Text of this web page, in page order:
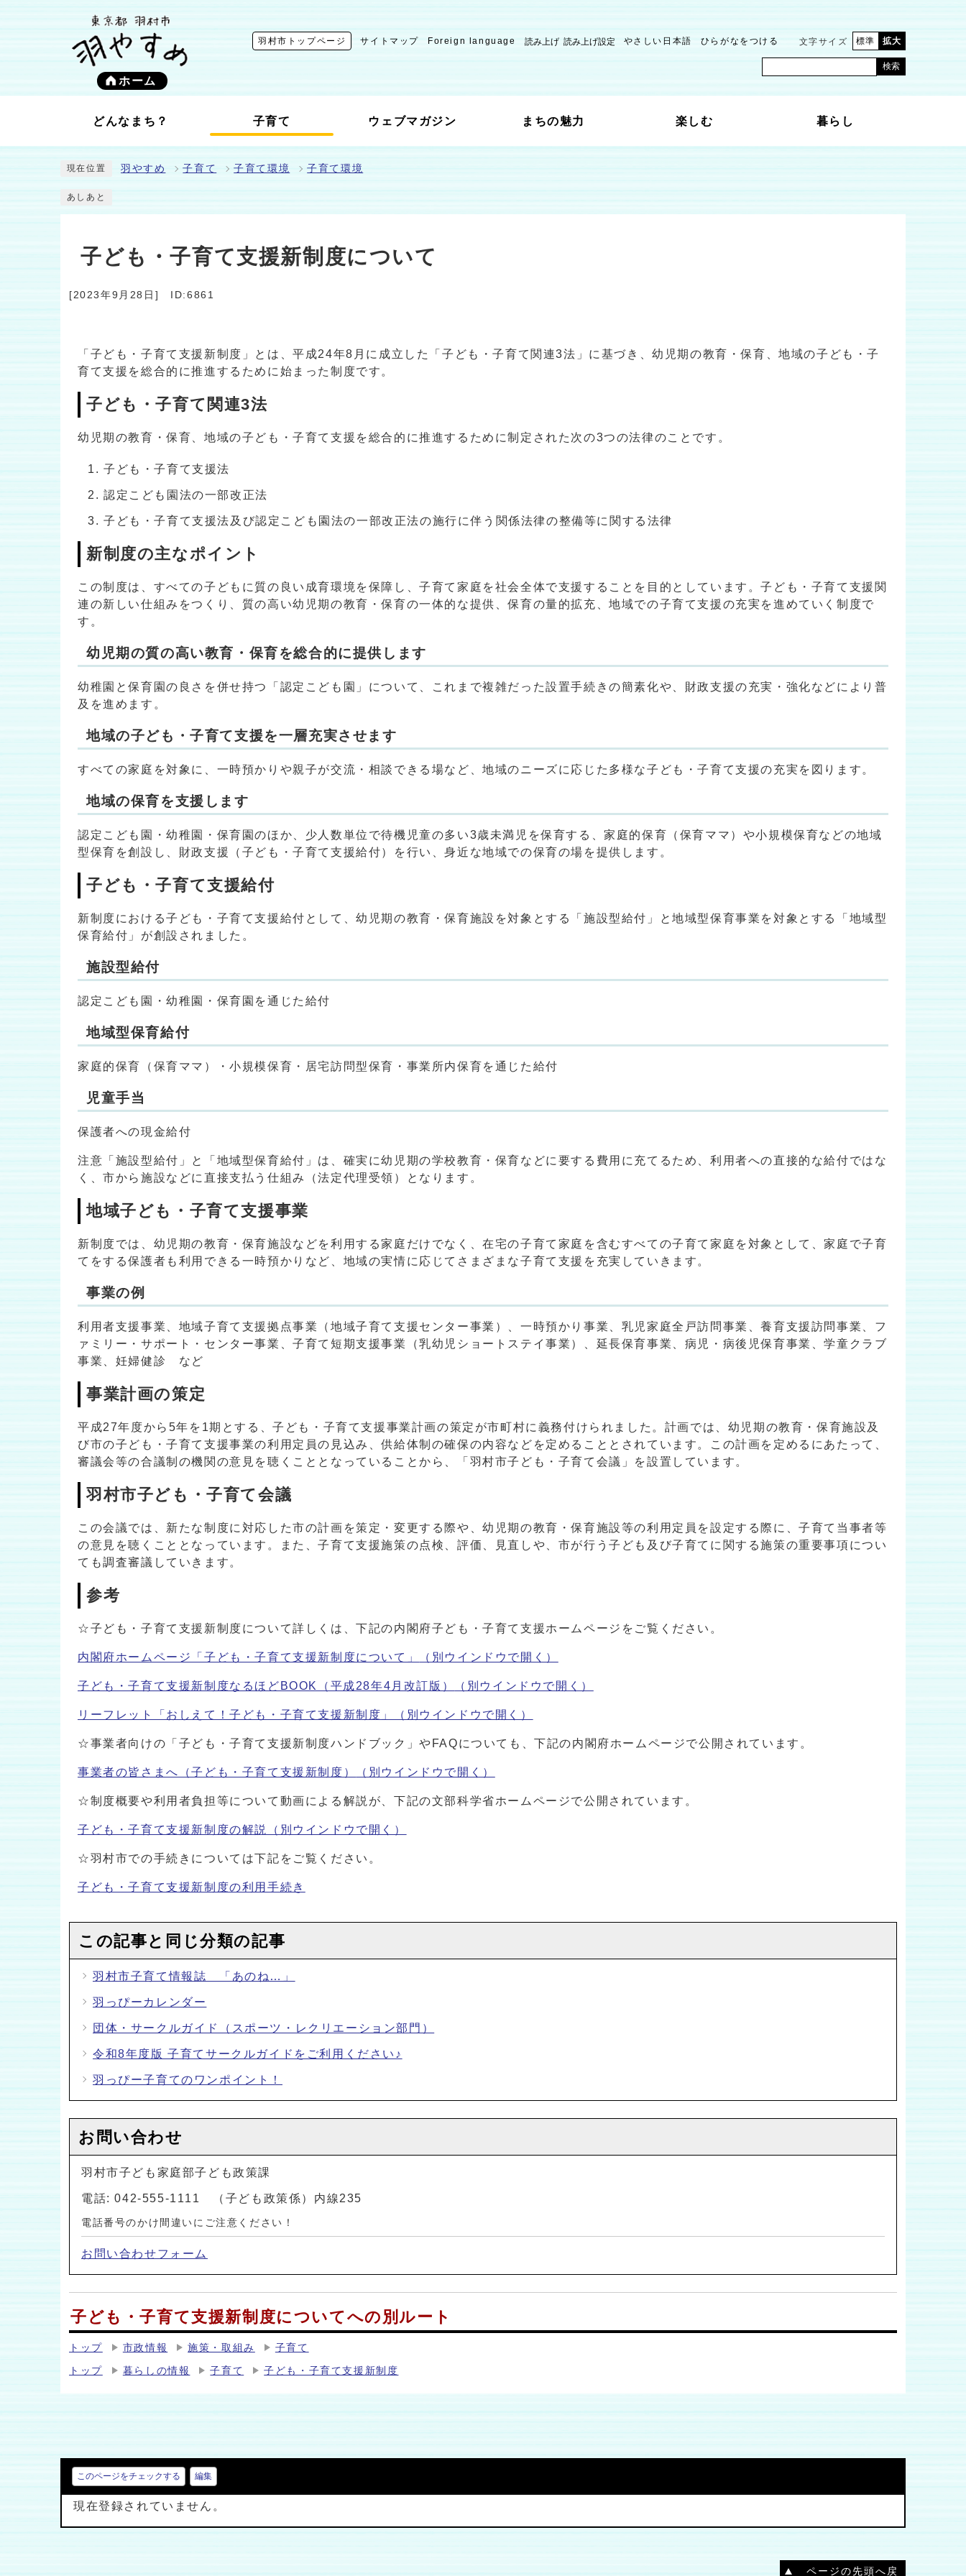
ホーム
羽村市トップページ サイトマップ Foreign language 読み上げ 読み上げ設定 やさしい日本語 ひらがなをつける 文字サイズ 標準 拡大
検索
どんなまち？ 子育て ウェブマガジン まちの魅力 楽しむ 暮らし
現在位置 羽やすめ 子育て 子育て環境 子育て環境
あしあと
子ども・子育て支援新制度について
[2023年9月28日] ID:6861
「子ども・子育て支援新制度」とは、平成24年8月に成立した「子ども・子育て関連3法」に基づき、幼児期の教育・保育、地域の子ども・子
育て支援を総合的に推進するために始まった制度です。
子ども・子育て関連3法
幼児期の教育・保育、地域の子ども・子育て支援を総合的に推進するために制定された次の3つの法律のことです。
子ども・子育て支援法
認定こども園法の一部改正法
子ども・子育て支援法及び認定こども園法の一部改正法の施行に伴う関係法律の整備等に関する法律
新制度の主なポイント
この制度は、すべての子どもに質の良い成育環境を保障し、子育て家庭を社会全体で支援することを目的としています。子ども・子育て支援関
連の新しい仕組みをつくり、質の高い幼児期の教育・保育の一体的な提供、保育の量的拡充、地域での子育て支援の充実を進めていく制度で
す。
幼児期の質の高い教育・保育を総合的に提供します
幼稚園と保育園の良さを併せ持つ「認定こども園」について、これまで複雑だった設置手続きの簡素化や、財政支援の充実・強化などにより普
及を進めます。
地域の子ども・子育て支援を一層充実させます
すべての家庭を対象に、一時預かりや親子が交流・相談できる場など、地域のニーズに応じた多様な子ども・子育て支援の充実を図ります。
地域の保育を支援します
認定こども園・幼稚園・保育園のほか、少人数単位で待機児童の多い3歳未満児を保育する、家庭的保育（保育ママ）や小規模保育などの地域
型保育を創設し、財政支援（子ども・子育て支援給付）を行い、身近な地域での保育の場を提供します。
子ども・子育て支援給付
新制度における子ども・子育て支援給付として、幼児期の教育・保育施設を対象とする「施設型給付」と地域型保育事業を対象とする「地域型
保育給付」が創設されました。
施設型給付
認定こども園・幼稚園・保育園を通じた給付
地域型保育給付
家庭的保育（保育ママ）・小規模保育・居宅訪問型保育・事業所内保育を通じた給付
児童手当
保護者への現金給付
注意「施設型給付」と「地域型保育給付」は、確実に幼児期の学校教育・保育などに要する費用に充てるため、利用者への直接的な給付ではな
く、市から施設などに直接支払う仕組み（法定代理受領）となります。
地域子ども・子育て支援事業
新制度では、幼児期の教育・保育施設などを利用する家庭だけでなく、在宅の子育て家庭を含むすべての子育て家庭を対象として、家庭で子育
てをする保護者も利用できる一時預かりなど、地域の実情に応じてさまざまな子育て支援を充実していきます。
事業の例
利用者支援事業、地域子育て支援拠点事業（地域子育て支援センター事業）、一時預かり事業、乳児家庭全戸訪問事業、養育支援訪問事業、フ
ァミリー・サポート・センター事業、子育て短期支援事業（乳幼児ショートステイ事業）、延長保育事業、病児・病後児保育事業、学童クラブ
事業、妊婦健診 など
事業計画の策定
平成27年度から5年を1期とする、子ども・子育て支援事業計画の策定が市町村に義務付けられました。計画では、幼児期の教育・保育施設及
び市の子ども・子育て支援事業の利用定員の見込み、供給体制の確保の内容などを定めることとされています。この計画を定めるにあたって、
審議会等の合議制の機関の意見を聴くこととなっていることから、「羽村市子ども・子育て会議」を設置しています。
羽村市子ども・子育て会議
この会議では、新たな制度に対応した市の計画を策定・変更する際や、幼児期の教育・保育施設等の利用定員を設定する際に、子育て当事者等
の意見を聴くこととなっています。また、子育て支援施策の点検、評価、見直しや、市が行う子ども及び子育てに関する施策の重要事項につい
ても調査審議していきます。
参考
☆子ども・子育て支援新制度について詳しくは、下記の内閣府子ども・子育て支援ホームページをご覧ください。
内閣府ホームページ「子ども・子育て支援新制度について」 （別ウインドウで開く）
子ども・子育て支援新制度なるほどBOOK（平成28年4月改訂版） （別ウインドウで開く）
リーフレット「おしえて！子ども・子育て支援新制度」 （別ウインドウで開く）
☆事業者向けの「子ども・子育て支援新制度ハンドブック」やFAQについても、下記の内閣府ホームページで公開されています。
事業者の皆さまへ（子ども・子育て支援新制度） （別ウインドウで開く）
☆制度概要や利用者負担等について動画による解説が、下記の文部科学省ホームページで公開されています。
子ども・子育て支援新制度の解説 （別ウインドウで開く）
☆羽村市での手続きについては下記をご覧ください。
子ども・子育て支援新制度の利用手続き
この記事と同じ分類の記事
羽村市子育て情報誌 「あのね…」
羽っぴーカレンダー
団体・サークルガイド（スポーツ・レクリエーション部門）
令和8年度版 子育てサークルガイドをご利用ください♪
羽っぴー子育てのワンポイント！
お問い合わせ
羽村市子ども家庭部子ども政策課
電話: 042-555-1111 （子ども政策係）内線235
電話番号のかけ間違いにご注意ください！
お問い合わせフォーム
子ども・子育て支援新制度についてへの別ルート
トップ 市政情報 施策・取組み 子育て
トップ 暮らしの情報 子育て 子ども・子育て支援新制度
このページをチェックする 編集
現在登録されていません。
ページの先頭へ戻